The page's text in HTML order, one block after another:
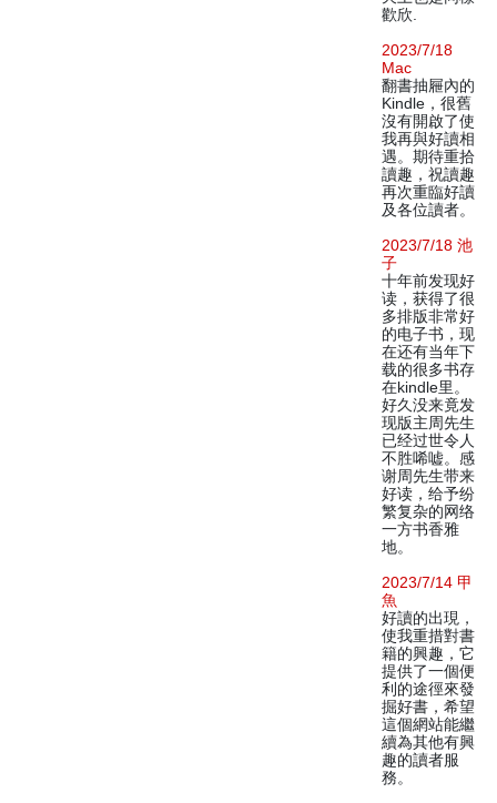
歡欣.
2023/7/18
Mac
翻書抽屜內的
Kindle，很舊
沒有開啟了使
我再與好讀相
遇。期待重拾
讀趣，祝讀趣
再次重臨好讀
及各位讀者。
2023/7/18 池
子
十年前发现好
读，获得了很
多排版非常好
的电子书，现
在还有当年下
载的很多书存
在kindle里。
好久没来竟发
现版主周先生
已经过世令人
不胜唏嘘。感
谢周先生带来
好读，给予纷
繁复杂的网络
一方书香雅
地。
2023/7/14 甲
魚
好讀的出現，
使我重措對書
籍的興趣，它
提供了一個便
利的途徑來發
掘好書，希望
這個網站能繼
續為其他有興
趣的讀者服
務。